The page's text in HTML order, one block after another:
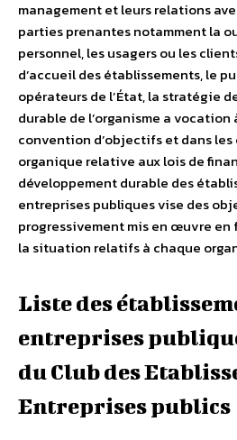
management et leurs relations
parties prenantes notamment la
personnel, les usagers ou les
d’accueil des établissements, le
opérateurs de l’État, la stratégie
durable de l’organisme a
convention d’objectifs et dans
organique relative aux lois de
développement durable des
entreprises publiques vise des
progressivement mis en œuvre
la situation relatifs à chaque
Liste des
entreprises
du Club des
Entreprises publics